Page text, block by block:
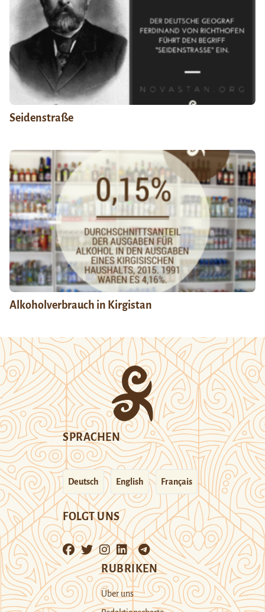
Seidenstraße
Alkoholverbrauch in Kirgistan
SPRACHEN
Deutsch English Français
FOLGT UNS
RUBRIKEN
Über uns